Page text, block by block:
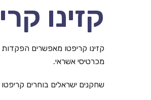
קזינו
מכרטיסי אשראי.
שחקנים ישראלים בוחרים קריפטו